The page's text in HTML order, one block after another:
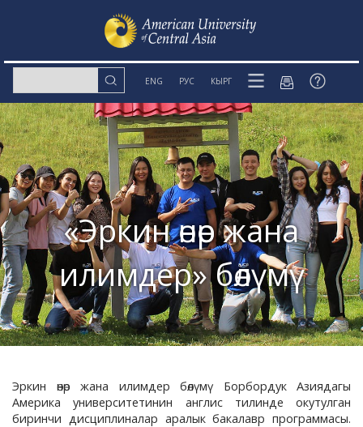
ENG РУС КЫРГ
«Эркин өнөр жана
илимдер» бөлүмү
Эркин өнөр жана илимдер бөлүмү Борбордук Азиядагы
Америка университетинин англис тилинде окутулган
биринчи дисциплиналар аралык бакалавр программасы.